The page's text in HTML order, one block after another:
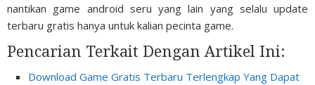
nantikan game android seru yang lain yang selalu update
terbaru gratis hanya untuk kalian pecinta game.
Pencarian Terkait Dengan Artikel Ini:
Download Game Gratis Terbaru Terlengkap Yang Dapat